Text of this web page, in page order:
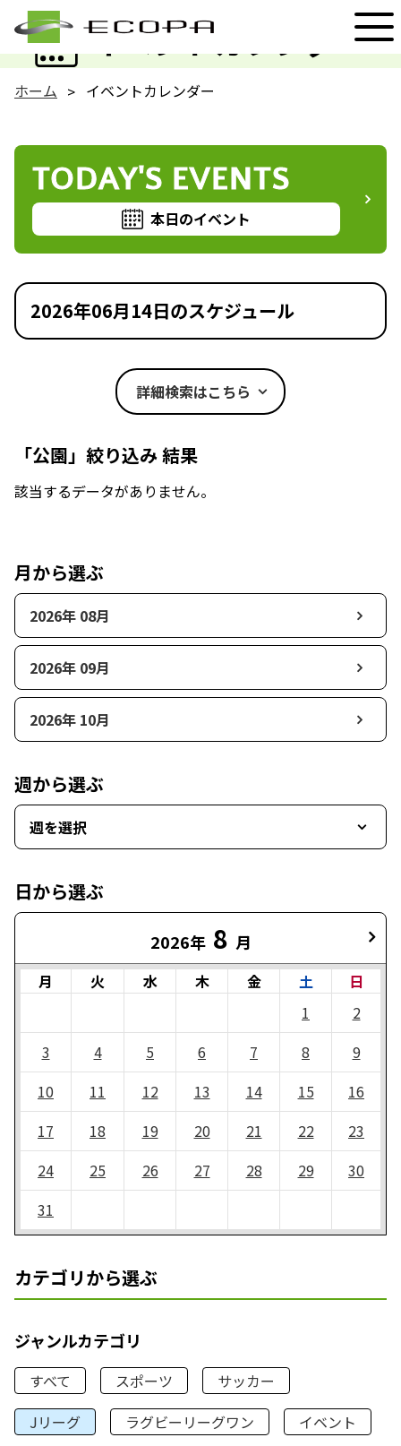
イベントカレンダー
EVENT
ホーム イベントカレンダー
TODAY'S EVENTS
本日のイベント
2026年06月14日のスケジュール
詳細検索はこちら
「公園」絞り込み 結果
該当するデータがありません。
月から選ぶ
2026年 08月
2026年 09月
2026年 10月
週から選ぶ
週を選択
日から選ぶ
2026年 8 月
月 火 水 木 金 土
日
1
2
3
4 5 6 7 8
9
10
11 12 13 14 15
16
17
18 19 20 21 22
23
24
25 26 27 28 29
30
31
カテゴリから選ぶ
ジャンルカテゴリ
すべて スポーツ
サッカー
Jリーグ
ラグビーリーグワン
イベント